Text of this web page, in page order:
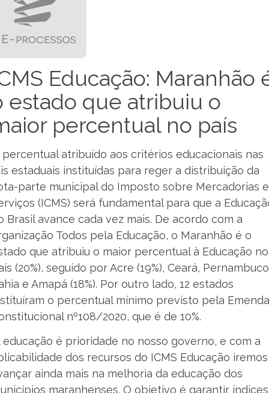
Educação: Maranhão
estado que atribuiu o
percentual no país
percentual atribuído aos critérios educacionais nas
estaduais instituídas para reger a distribuição da
parte municipal do Imposto sobre Mercadorias e
(ICMS) será fundamental para que a
Brasil avance cada vez mais. De acordo com a
Todos pela Educação, o Maranhão é o
que atribuiu o maior percentual à Educação no
(20%), seguido por Acre (19%), Ceará,
e Amapá (18%). Por outro lado, 12 estados
o percentual mínimo previsto pela Emenda
nº108/2020, que é de 10%.
educação é prioridade no nosso governo, e com a
dos recursos do ICMS Educação iremos
ainda mais na melhoria da educação dos
maranhenses. O objetivo é garantir índices